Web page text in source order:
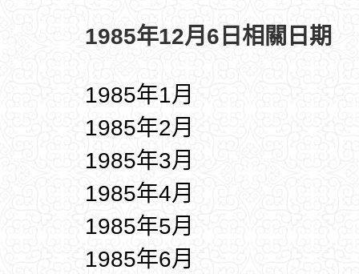
1985年12月6日相關日期
1985年1月
1985年2月
1985年3月
1985年4月
1985年5月
1985年6月